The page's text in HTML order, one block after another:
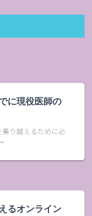
に現役医師の
り越えるために必
るオンライン